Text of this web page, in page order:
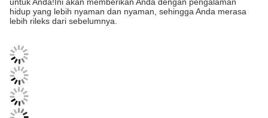
hidup yang lebih nyaman dan nyaman, sehingga Anda merasa
lebih rileks dari sebelumnya.